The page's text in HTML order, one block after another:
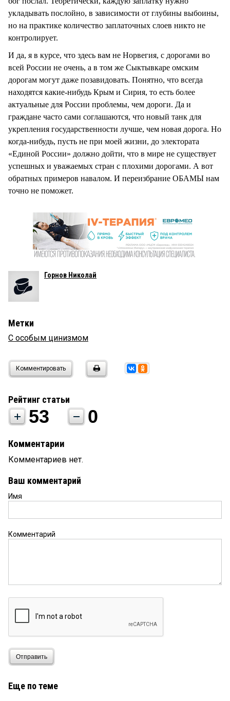
укладывать послойно, в зависимости от глубины выбоины,
но на практике количество заплаточных слоев никто не
контролирует.
И да, я в курсе, что здесь вам не Норвегия, с дорогами во
всей России не очень, а в том же Сыктывкаре омским
дорогам могут даже позавидовать. Понятно, что всегда
находятся какие-нибудь Крым и Сирия, то есть более
актуальные для России проблемы, чем дороги. Да и
граждане часто сами соглашаются, что новый танк для
укрепления государственности лучше, чем новая дорога. Но
когда-нибудь, пусть не при моей жизни, до электората
«Единой России» должно дойти, что в мире не существует
успешных и уважаемых стран с плохими дорогами. А вот
обратных примеров навалом. И переизбрание ОБАМЫ нам
точно не поможет.
Горнов Николай
Метки
С особым цинизмом
Комментировать
Рейтинг статьи
53 0
Комментарии
Комментариев нет.
Ваш комментарий
Имя
Комментарий
Отправить
Еще по теме